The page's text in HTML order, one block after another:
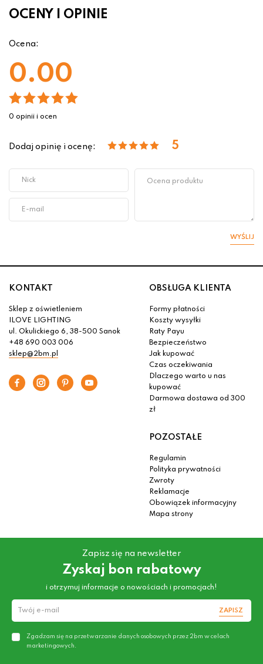
OCENY I OPINIE
Ocena:
0.00
0 opinii i ocen
Dodaj opinię i ocenę: 5
WYŚLIJ
KONTAKT
Sklep z oświetleniem
ILOVE LIGHTING
ul. Okulickiego 6, 38-500 Sanok
+48 690 003 006
sklep@2bm.pl
OBSŁUGA KLIENTA
Formy płatności
Koszty wysyłki
Raty Payu
Bezpieczeństwo
Jak kupować
Czas oczekiwania
Dlaczego warto u nas
kupować
Darmowa dostawa od 300
zł
POZOSTAŁE
Regulamin
Polityka prywatności
Zwroty
Reklamacje
Obowiązek informacyjny
Mapa strony
Zapisz się na newsletter
Zyskaj bon rabatowy
i otrzymuj informacje o nowościach i promocjach!
ZAPISZ
Zgadzam się na przetwarzanie danych osobowych przez 2bm w celach
marketingowych.